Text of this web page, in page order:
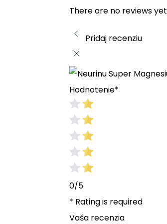
There are no reviews yet
Pridaj recenziu
Hodnotenie*
0/5
* Rating is required
Vaša recenzia